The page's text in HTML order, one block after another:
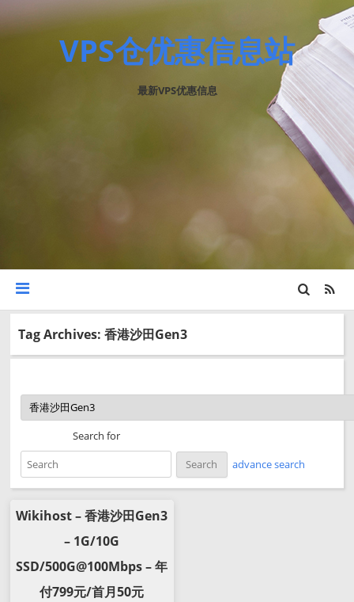
VPS仓优惠信息站
最新VPS优惠信息
Tag Archives: 香港沙田Gen3
Search for
advance search
Wikihost – 香港沙田Gen3
– 1G/10G
SSD/500G@100Mbps – 年
付799元/首月50元